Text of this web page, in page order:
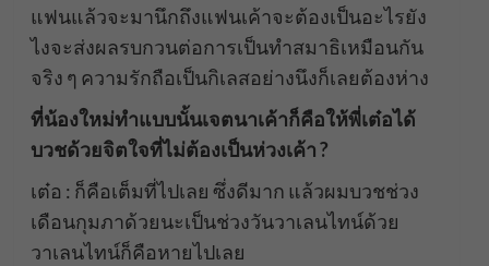
แฟนแล้วจะมานึกถึงแฟนเค้าจะต้องเป็นอะไรยัง
ไงจะส่งผลรบกวนต่อการเป็นทำสมาธิเหมือนกัน
จริง ๆ ความรักถือเป็นกิเลสอย่างนึงก็เลยต้องห่าง
ที่น้องใหม่ทำแบบนั้นเจตนาเค้าก็คือให้พี่เต๋อได้
บวชด้วยจิตใจที่ไม่ต้องเป็นห่วงเค้า ?
เต๋อ : ก็คือเต็มที่ไปเลย ซึ่งดีมาก แล้วผมบวชช่วง
เดือนกุมภาด้วยนะเป็นช่วงวันวาเลนไทน์ด้วย
วาเลนไทน์ก็คือหายไปเลย